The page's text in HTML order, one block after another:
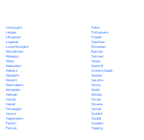
Limburgish
Lingala
Lithuanian
Luganda
Luxembourgish
Macedonian
Malagasy
Malay
Malayalam
Maltese
Mandarin
Marathi
Marshallese
Mongolian
Nahuatl
Navajo
Nepali
Norwegian
Oromo
Papiamento
Pashto
Persian
Polish
Portuguese
Punjabi
Quechua
Romanian
Russian
Samoan
Sango
Sanskrit
Scottish Gaelic
Serbian
Sesotho
Shona
Sindhi
Sinhala
Slovak
Slovene
Somali
Spanish
Swahili
Swedish
Tagalog